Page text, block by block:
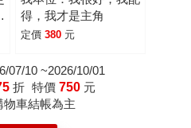
得，我才是主角
定價 380 元
07/10 ~2026/10/01
折 特價 750 元
車結帳為主